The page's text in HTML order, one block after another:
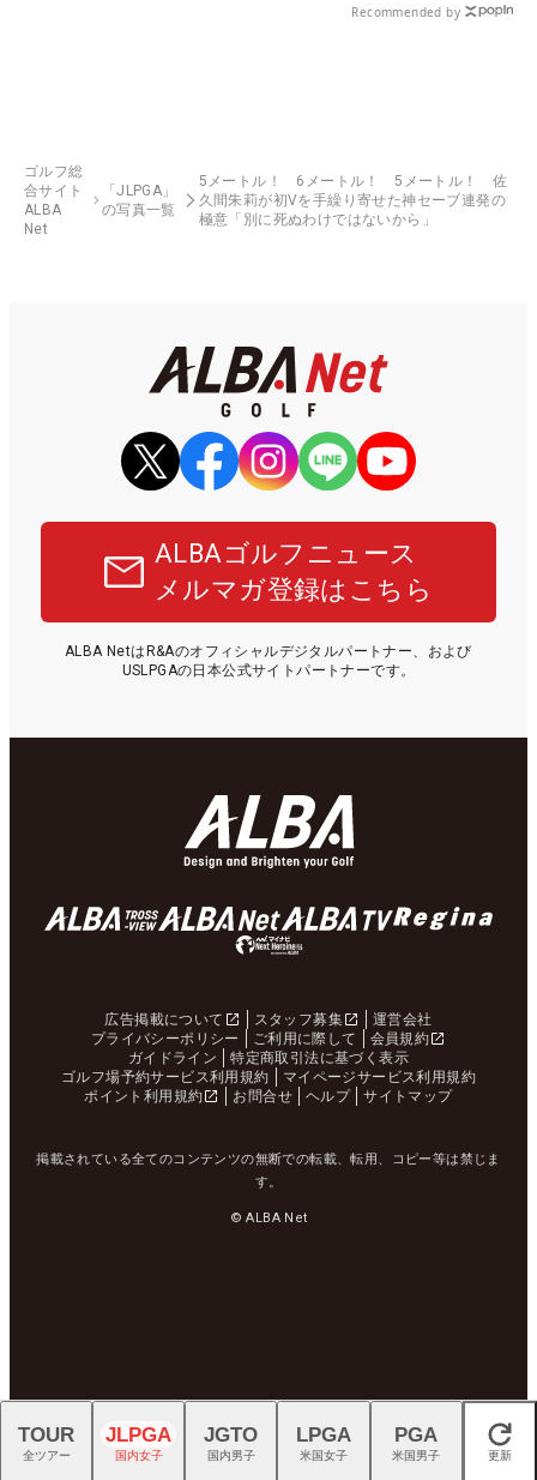
Recommended by
ゴルフ総
合サイト
ALBA
Net
「JLPGA」
の写真一覧
5メートル！ 6メートル！ 5メートル！ 佐
久間朱莉が初Vを手繰り寄せた神セーブ連発の
極意「別に死ぬわけではないから」
ALBAゴルフニュース
メルマガ登録はこちら
ALBA NetはR&Aのオフィシャルデジタルパートナー、および
USLPGAの日本公式サイトパートナーです。
広告掲載について スタッフ募集
運営会社
プライバシーポリシー
ご利用に際して
会員規約
ガイドライン
特定商取引法に基づく表示
ゴルフ場予約サービス利用規約
マイページサービス利用規約
ポイント利用規約
お問合せ ヘルプ サイトマップ
掲載されている全てのコンテンツの無断での転載、転用、コピー等は禁じま
す。
© ALBA Net
閉じる
TOUR
全ツアー
JLPGA
国内女子
JGTO
国内男子
LPGA
米国女子
PGA
米国男子 更新